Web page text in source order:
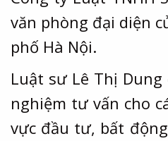
văn phòng đại diện
phố Hà Nội.
Luật sư Lê Thị
nghiệm tư vấn cho
vực đầu tư, bất